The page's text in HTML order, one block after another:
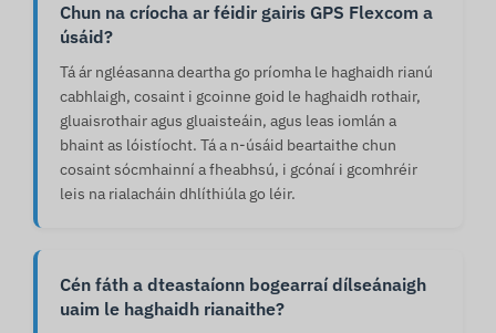
Chun na críocha ar féidir gairis GPS Flexcom a
úsáid?
Tá ár ngléasanna deartha go príomha le haghaidh rianú
cabhlaigh, cosaint i gcoinne goid le haghaidh rothair,
gluaisrothair agus gluaisteáin, agus leas iomlán a
bhaint as lóistíocht. Tá a n-úsáid beartaithe chun
cosaint sócmhainní a fheabhsú, i gcónaí i gcomhréir
leis na rialacháin dhlíthiúla go léir.
Cén fáth a dteastaíonn bogearraí dílseánaigh
uaim le haghaidh rianaithe?